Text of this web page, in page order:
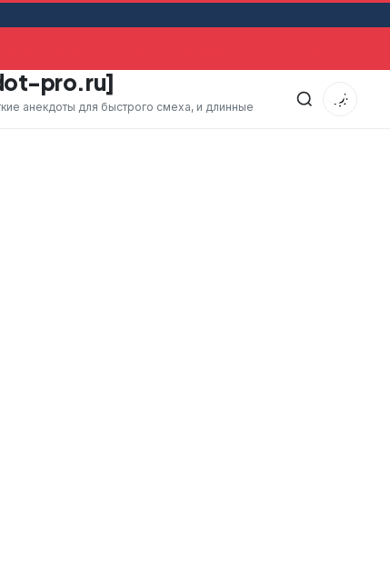
pro.ru]
анекдоты для быстрого смеха, и длинные